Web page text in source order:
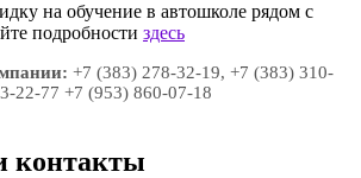
на обучение в автошколе рядом с
подробности здесь
+7 (383) 278-32-19, +7 (383) 310-
22-77 +7 (953) 860-07-18
контакты